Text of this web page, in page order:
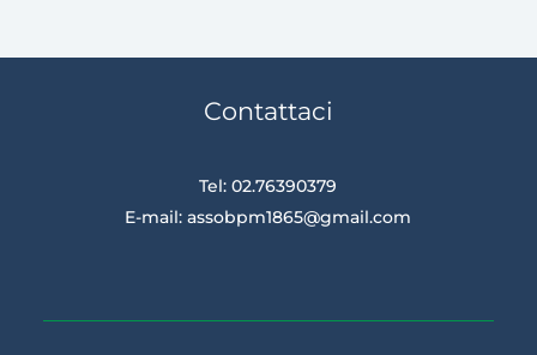
Contattaci
Tel: 02.76390379
E-mail:assobpm1865@gmail.com